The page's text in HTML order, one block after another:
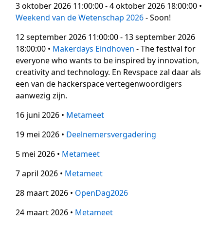
3 oktober 2026 11:00:00 - 4 oktober 2026 18:00:00 •
Weekend van de Wetenschap 2026- Soon!
12 september 2026 11:00:00 - 13 september 2026
18:00:00 • Makerdays Eindhoven - The festival for
everyone who wants to be inspired by innovation,
creativity and technology. En Revspace zal daar als
een van de hackerspace vertegenwoordigers
aanwezig zijn.
16 juni 2026 • Metameet
19 mei 2026 • Deelnemersvergadering
5 mei 2026 • Metameet
7 april 2026 • Metameet
28 maart 2026 • OpenDag2026
24 maart 2026 • Metameet